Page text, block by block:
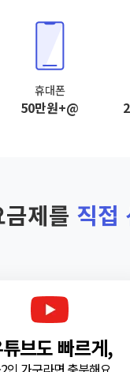
휴대폰
50만원+@
제를 직접
브도 빠르게,